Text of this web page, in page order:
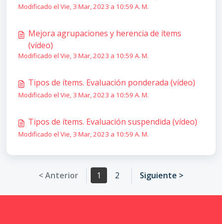
Modificado el Vie, 3 Mar, 2023 a 10:59 A. M.
Mejora agrupaciones y herencia de ítems
(vídeo)
Modificado el Vie, 3 Mar, 2023 a 10:59 A. M.
Tipos de ítems. Evaluación ponderada (vídeo)
Modificado el Vie, 3 Mar, 2023 a 10:59 A. M.
Tipos de ítems. Evaluación suspendida (vídeo)
Modificado el Vie, 3 Mar, 2023 a 10:59 A. M.
< Anterior 1 2 Siguiente >